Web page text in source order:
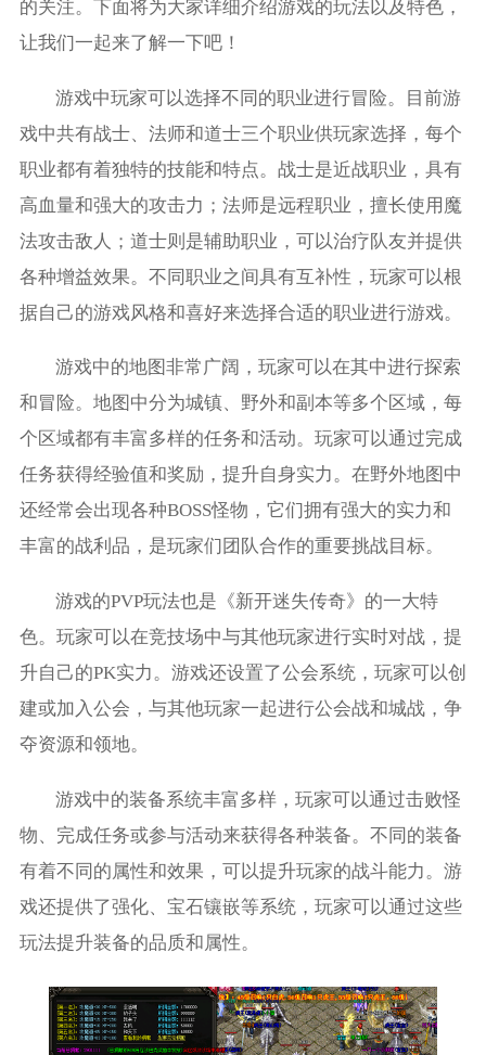
的关注。下面将为大家详细介绍游戏的玩法以及特色，
让我们一起来了解一下吧！
游戏中玩家可以选择不同的职业进行冒险。目前游
戏中共有战士、法师和道士三个职业供玩家选择，每个
职业都有着独特的技能和特点。战士是近战职业，具有
高血量和强大的攻击力；法师是远程职业，擅长使用魔
法攻击敌人；道士则是辅助职业，可以治疗队友并提供
各种增益效果。不同职业之间具有互补性，玩家可以根
据自己的游戏风格和喜好来选择合适的职业进行游戏。
游戏中的地图非常广阔，玩家可以在其中进行探索
和冒险。地图中分为城镇、野外和副本等多个区域，每
个区域都有丰富多样的任务和活动。玩家可以通过完成
任务获得经验值和奖励，提升自身实力。在野外地图中
还经常会出现各种BOSS怪物，它们拥有强大的实力和
丰富的战利品，是玩家们团队合作的重要挑战目标。
游戏的PVP玩法也是《新开迷失传奇》的一大特
色。玩家可以在竞技场中与其他玩家进行实时对战，提
升自己的PK实力。游戏还设置了公会系统，玩家可以创
建或加入公会，与其他玩家一起进行公会战和城战，争
夺资源和领地。
游戏中的装备系统丰富多样，玩家可以通过击败怪
物、完成任务或参与活动来获得各种装备。不同的装备
有着不同的属性和效果，可以提升玩家的战斗能力。游
戏还提供了强化、宝石镶嵌等系统，玩家可以通过这些
玩法提升装备的品质和属性。